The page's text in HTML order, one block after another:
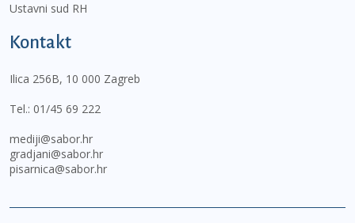
Ustavni sud RH
Kontakt
Ilica 256B, 10 000 Zagreb
Tel.: 01/45 69 222
mediji@sabor.hr
gradjani@sabor.hr
pisarnica@sabor.hr